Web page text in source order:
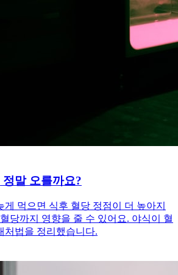
말 오를까요?
게 먹으면 식후 혈당 정점이 더 높아지
당까지 영향을 줄 수 있어요. 야식이 혈
처법을 정리했습니다.